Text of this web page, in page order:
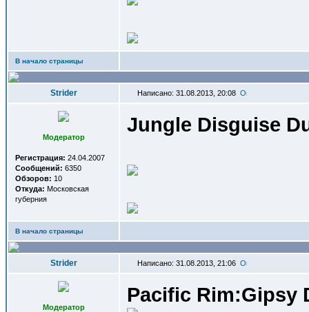
В начало страницы
Strider Написано: 31.08.2013, 20:08
Модератор
Регистрация: 24.04.2007
Сообщений: 6350
Обзоров: 10
Откуда: Московская
губерния
Jungle Disguise
В начало страницы
Strider Написано: 31.08.2013, 21:06
Модератор
Pacific Rim:Gipsy